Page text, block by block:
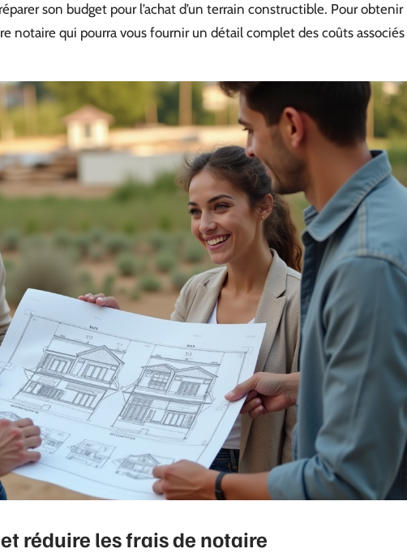
son budget pour l’achat d’un terrain constructible. Pour obtenir
notaire qui pourra vous fournir un détail complet des coûts associés
réduire les frais de notaire